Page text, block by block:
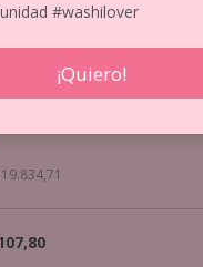
NOSTALGIC
#washilover
¡Quiero!